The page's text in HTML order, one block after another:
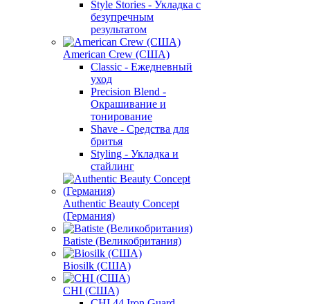
Style Stories - Укладка с
безупречным
результатом
American Crew (США)
Classic - Ежедневный
уход
Precision Blend -
Окрашивание и
тонирование
Shave - Средства для
бритья
Styling - Укладка и
стайлинг
Authentic Beauty Concept
(Германия)
Batiste (Великобритания)
Biosilk (США)
CHI (США)